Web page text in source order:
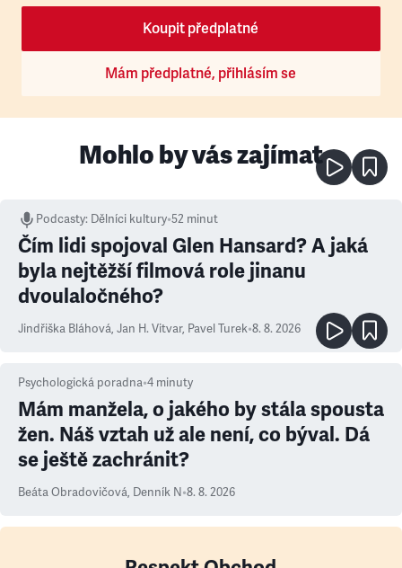
Koupit předplatné
Mám předplatné, přihlásím se
Mohlo by vás zajímat
Podcasty: Dělníci kultury•52 minut
Čím lidi spojoval Glen Hansard? A jaká
byla nejtěžší filmová role jinanu
dvoulaločného?
Jindřiška Bláhová, Jan H. Vitvar, Pavel Turek•8. 8. 2026
Psychologická poradna•4 minuty
Mám manžela, o jakého by stála spousta
žen. Náš vztah už ale není, co býval. Dá
se ještě zachránit?
Beáta Obradovičová, Denník N•8. 8. 2026